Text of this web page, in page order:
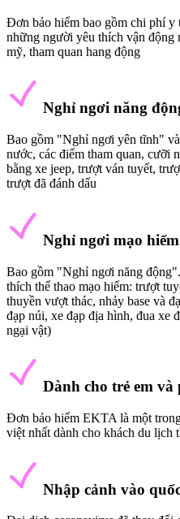
Đơn bảo hiểm bao gồm chi phí y
những người yêu thích vận động
mỹ, tham quan hang động
Nghỉ ngơi năng
Bao gồm "Nghỉ ngơi yên tĩnh"
nước, các điểm tham quan, cưỡi
bằng xe jeep, trượt ván tuyết,
trượt đã đánh dấu
Nghỉ ngơi mạo hiểm
Bao gồm "Nghỉ ngơi năng
thích thể thao mạo hiểm: trượt
thuyền vượt thác, nhảy base và
đạp núi, xe đạp địa hình, đua xe
ngại vật)
Dành cho trẻ em
Đơn bảo hiểm EKTA là một
việt nhất dành cho khách du lịch
Nhập cảnh vào